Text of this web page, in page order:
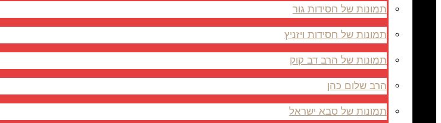
תמונות של חסידות גור
תמונות של חסידות ויזניץ
תמונות של הרב דב קוק
הרב שלום כהן
תמונות של סבא ישראל